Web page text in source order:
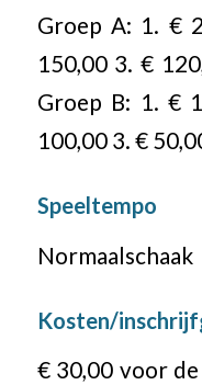
Groep A: 1. €
150,00 3. €
Groep B: 1. €
100,00 3. €
Speeltempo
Normaalschaak
Kosten/
€ 30,00 voor